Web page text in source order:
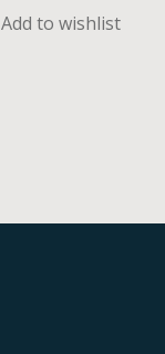
Add to wishlist